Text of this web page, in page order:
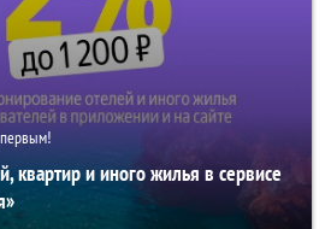
квартир и иного жилья в сервисе